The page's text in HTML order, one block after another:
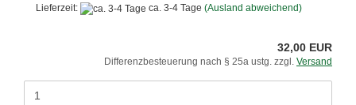
Lieferzeit: ca. 3-4 Tage (Ausland abweichend)
32,00 EUR
Differenzbesteuerung nach § 25a ustg. zzgl. Versand